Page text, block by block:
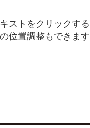
ストをクリックす
位置調整もできま